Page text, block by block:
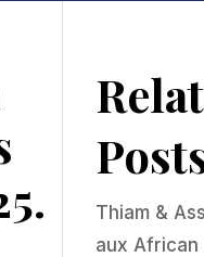
Thiam &
aux African